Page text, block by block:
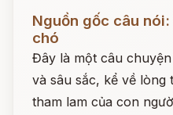
Đọc ngay
Nguồn gốc câu
chó
Đây là một câu
và sâu sắc, kể về lòng
tham lam của con